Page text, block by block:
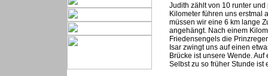
Judith zählt von 10 runter
Kilometer führen uns erstmal
müssen wir eine 6 km lange
angehängt. Nach einem
Friedensengels die
Isar zwingt uns auf einen
Brücke ist unsere Wende.
Selbst zu so früher Stunde ist